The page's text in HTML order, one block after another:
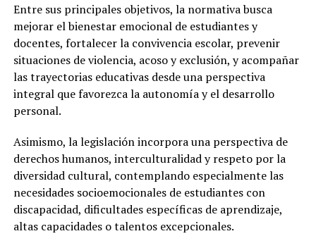
Entre sus principales objetivos, la normativa busca
mejorar el bienestar emocional de estudiantes y
docentes, fortalecer la convivencia escolar, prevenir
situaciones de violencia, acoso y exclusión, y acompañar
las trayectorias educativas desde una perspectiva
integral que favorezca la autonomía y el desarrollo
personal.
Asimismo, la legislación incorpora una perspectiva de
derechos humanos, interculturalidad y respeto por la
diversidad cultural, contemplando especialmente las
necesidades socioemocionales de estudiantes con
discapacidad, dificultades específicas de aprendizaje,
altas capacidades o talentos excepcionales.